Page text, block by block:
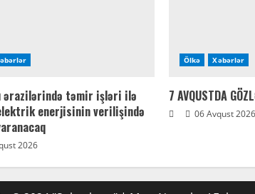
ərazilərində təmir işləri ilə
enerjisinin verilişində
2026
Ölkə Xəbərlər
7 AVQUSTDA
06 Avqust 2026